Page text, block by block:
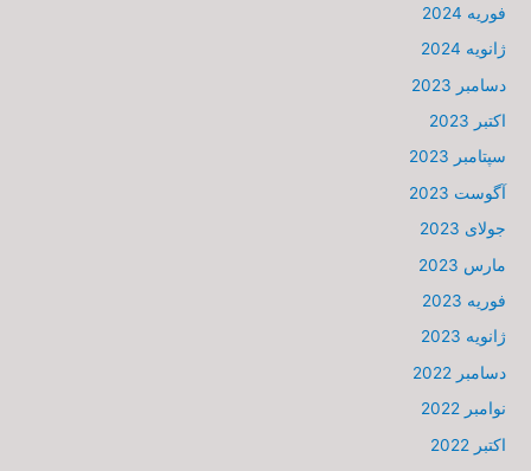
فوریه 2024
ژانویه 2024
دسامبر 2023
اکتبر 2023
سپتامبر 2023
آگوست 2023
جولای 2023
مارس 2023
فوریه 2023
ژانویه 2023
دسامبر 2022
نوامبر 2022
اکتبر 2022